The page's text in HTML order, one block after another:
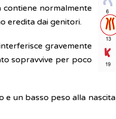
contiene normalmente
eredita dai genitori.
gravemente
sopravvive per poco
un basso peso alla